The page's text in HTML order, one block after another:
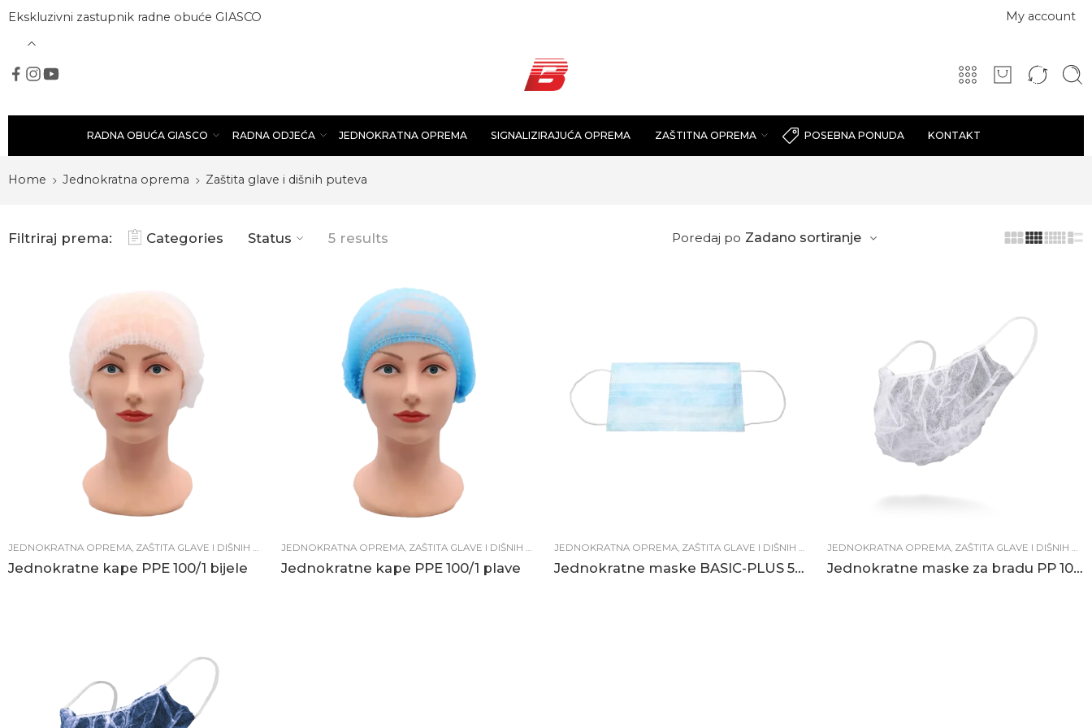
Ekskluzivni zastupnik radne obuće GIASCO My account
RADNA OBUĆA GIASCO RADNA ODJEĆA JEDNOKRATNA OPREMA SIGNALIZIRAJUĆA OPREMA ZAŠTITNA OPREMA POSEBNA PONUDA KONTAKT
Home Jednokratna oprema Zaštita glave i dišnih puteva
Filtriraj prema: Categories Status 5 results Poredaj po Zadano sortiranje
JEDNOKRATNA OPREMA, ZAŠTITA GLAVE I DIŠNIH PUTEVA ,ZAŠTITNA OPREMA
Jednokratne kape PPE 100/1 bijele
JEDNOKRATNA OPREMA, ZAŠTITA GLAVE I DIŠNIH PUTEVA ,ZAŠTITNA OPREMA
Jednokratne kape PPE 100/1 plave
JEDNOKRATNA OPREMA, ZAŠTITA GLAVE I DIŠNIH PUTEVA ,ZAŠTITNA OPREMA
Jednokratne maske BASIC-PLUS 50/1 plave
JEDNOKRATNA OPREMA, ZAŠTITA GLAVE I DIŠNIH PUTEVA
Jednokratne maske za bradu PP 100/1 bijele